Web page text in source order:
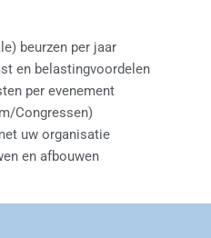
beurzen per jaar
en belastingvoordelen
per evenement
Congressen)
uw organisatie
en afbouwen